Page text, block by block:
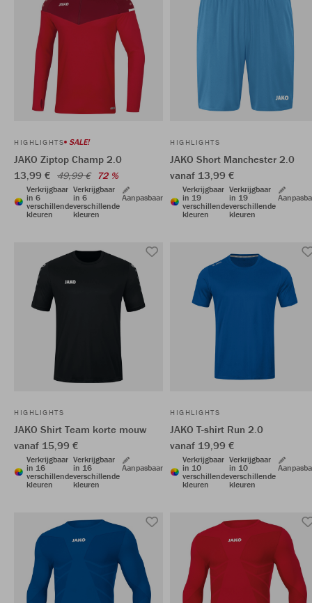
HIGHLIGHTS SALE!
JAKO Ziptop Champ 2.0
13,99 € 49,99 € 72 %
Verkrijgbaar
in 6
verschillende
kleuren
Verkrijgbaar
in 6
verschillende
kleuren
Aanpasbaar
HIGHLIGHTS
JAKO Short Manchester 2.0
vanaf 13,99 €
Verkrijgbaar
in 19
verschillende
kleuren
Verkrijgbaar
in 19
verschillende
kleuren
HIGHLIGHTS
JAKO Shirt Team korte mouw
vanaf 15,99 €
Verkrijgbaar
in 16
verschillende
kleuren
Verkrijgbaar
in 16
verschillende
kleuren
Aanpasbaar
HIGHLIGHTS
JAKO T-shirt Run 2.0
vanaf 19,99 €
Verkrijgbaar
in 10
verschillende
kleuren
Verkrijgbaar
in 10
verschillende
kleuren